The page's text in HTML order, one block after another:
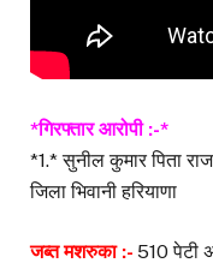
*गिरफ्तार आरोपी :-*
*1.* सुनील कुमार पिता
जिला भिवानी हरियाणा
जब्त मशरुका :- 510 पेटी